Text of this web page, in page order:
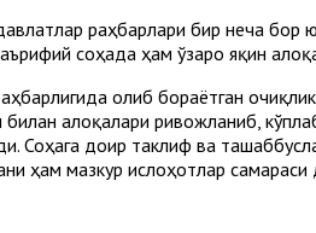
раҳбарлари бир неча
соҳада ҳам ўзаро яқин
олиб бораётган
алоқалари ривожланиб,
Соҳага доир таклиф ва
ҳам мазкур ислоҳотлар